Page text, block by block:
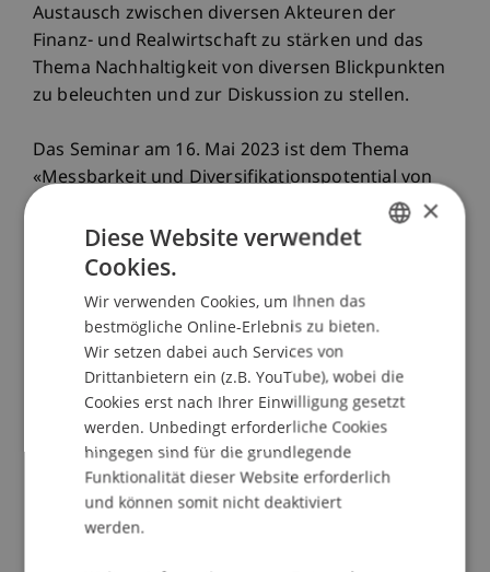
Austausch zwischen diversen Akteuren der
Finanz- und Realwirtschaft zu stärken und das
Thema Nachhaltigkeit von diversen Blickpunkten
zu beleuchten und zur Diskussion zu stellen.
Das Seminar am 16. Mai 2023 ist dem Thema
«Messbarkeit und Diversifikationspotential von
Impact Investments» gewidmet. Auf der einen
Seite befasst es sich mit der Frage, wie man die
Auswirkungen von Investitionen in soziale und
Dabei geht es darum, einen Überblick darüber zu
geben, welche Instrumente und Methoden es
gibt, um die Wirkungen von Impact Investments
zu quantifizieren und zu vergleichen. Auf der
anderen Seite liegt ein Schwerpunkt des
Webinars auf der Frage, wie man die
Diversifikation von Impact Investments
optimieren kann, um das Risiko zu minimieren
und die Rendite zu maximieren. Hierbei werden
×
Diese Website verwendet
Cookies.
Wir verwenden Cookies, um Ihnen das
bestmögliche Online-Erlebnis zu bieten.
Wir setzen dabei auch Services von
Drittanbietern ein (z.B. YouTube), wobei die
Cookies erst nach Ihrer Einwilligung gesetzt
werden. Unbedingt erforderliche Cookies
hingegen sind für die grundlegende
Funktionalität dieser Website erforderlich
und können somit nicht deaktiviert
werden.